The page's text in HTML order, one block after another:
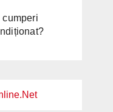
cumperi